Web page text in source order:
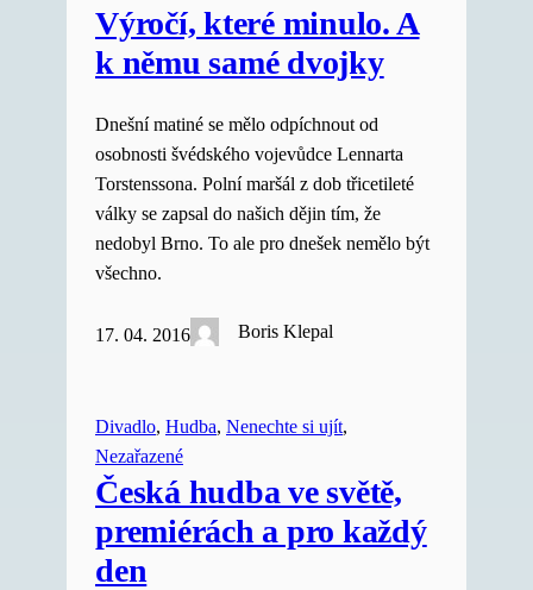
Výročí, které minulo. A
k němu samé dvojky
Dnešní matiné se mělo odpíchnout od
osobnosti švédského vojevůdce Lennarta
Torstenssona. Polní maršál z dob třicetileté
války se zapsal do našich dějin tím, že
nedobyl Brno. To ale pro dnešek nemělo být
všechno.
17. 04. 2016 Boris Klepal
Divadlo, Hudba, Nenechte si ujít
Nezařazené
Česká hudba ve světě,
premiérách a pro každý
den